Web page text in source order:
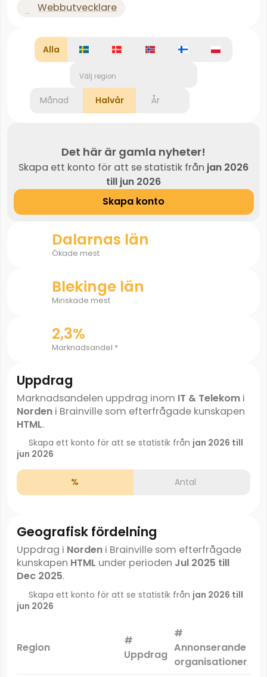
Webbutvecklare
Alla
Välj region
Månad Halvår År
Det här är gamla nyheter!
Skapa ett konto för att se statistik från jan 2026
till jun 2026
Skapa konto
Dalarnas län
Ökade mest
Blekinge län
Minskade mest
2,3%
Marknadsandel *
Uppdrag
Marknadsandelen uppdrag inom IT & Telekomi
Nordeni Brainville som efterfrågade kunskapen
HTML.
Skapa ett konto för att se statistik från jan 2026 till
jun 2026
% Antal
Geografisk fördelning
Uppdrag i Nordeni Brainville som efterfrågade
kunskapen HTML under perioden Jul 2025 till
Dec 2025.
Skapa ett konto för att se statistik från jan 2026 till
jun 2026
Region
#
Uppdrag
#
Annonserande
organisationer